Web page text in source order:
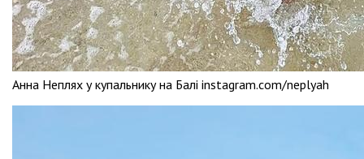
Анна Неплях у купальнику на Балі instagram.com/neplyah